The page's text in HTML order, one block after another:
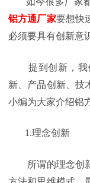
铝方通厂家要想快
必须要具有创新意
提到创新，我
新、产品创新、技
小编为大家介绍铝
1.理念创新
所谓的理念创新